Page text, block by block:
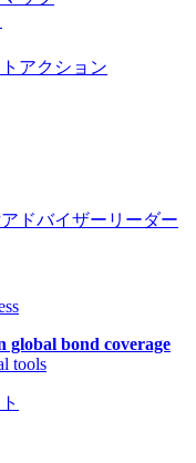
アクション
ドバイザーリーダー
global bond coverage
tools